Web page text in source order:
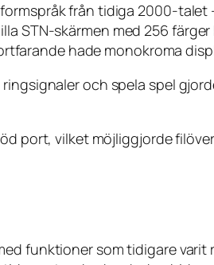
från tidiga 2000-
STN-skärmen med 256
hade monokroma
och spela spel
port, vilket möjliggjorde
funktioner som tidigare